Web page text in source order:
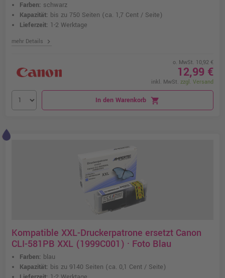
Farben: schwarz
Kapazität: bis zu 750 Seiten (ca. 1,7 Cent / Seite)
Lieferzeit: 1-2 Werktage
mehr Details chevron_right
o. MwSt. 10,92 €
12,99 €
inkl. MwSt. zzgl. Versand
In den Warenkorb shopping_cart
Kompatible XXL-Druckerpatrone ersetzt Canon
CLI-581PB XXL (1999C001) · Foto Blau
Farben: blau
Kapazität: bis zu 9140 Seiten (ca. 0,1 Cent / Seite)